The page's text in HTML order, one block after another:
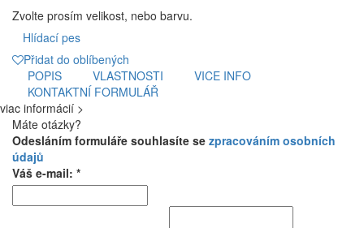
Zvolte prosím velikost, nebo barvu.
Hlídací pes
Přidat do oblíbených
POPIS
VLASTNOSTI
VICE INFO
KONTAKTNÍ FORMULÁŘ
viac informácií >
Máte otázky?
Odesláním formuláře souhlasíte se zpracováním osobních
údajů
Váš e-mail: *